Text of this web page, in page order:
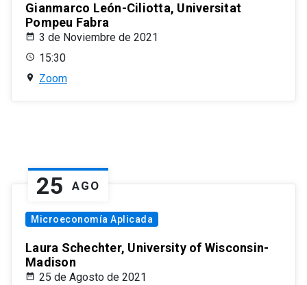
Gianmarco León-Ciliotta, Universitat
Pompeu Fabra
3 de Noviembre de 2021
15:30
Zoom
25 AGO
Microeconomía Aplicada
Laura Schechter, University of Wisconsin-
Madison
25 de Agosto de 2021